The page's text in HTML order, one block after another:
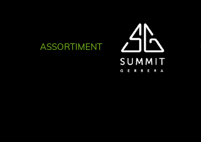
ASSORTIMENT